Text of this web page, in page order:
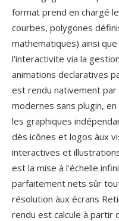
format prend en chargé
courbes, polygones
mathematiques) ainsi
l'interactivite via la
animations declaratives
est rendu nativement
modernes sans plugin,
les graphiques
dès icônes et logos àux
interactives et
est la mise à l'échelle
parfaitement nets sûr
résolution àux écrans
rendu est calcule à partir